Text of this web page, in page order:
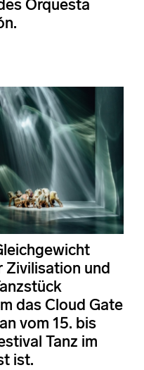
Orquesta
Zivilisation und
das Cloud Gate
vom 15. bis
Tanz im
ist.